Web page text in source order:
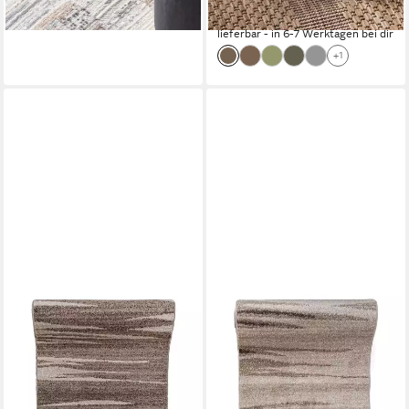
lieferbar - in 6-7 Werktagen bei dir
-65%
lieferbar - in 6-7 Werktagen bei dir
+1